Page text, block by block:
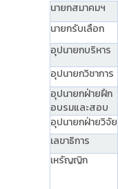
นายกสมาคมฯ
นายกรับเลือก
อุปนายกบริหาร
อุปนายกวิชาการ
อุปนายกฝ่ายฝึก
อบรมและสอบ
อุปนายกฝ่ายวิจัย
เลขาธิการ
เหรัญญิก